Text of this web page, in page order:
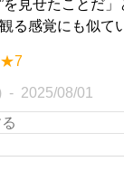
を見せたことだ
る感覚にも似て
★7
2025/08/01